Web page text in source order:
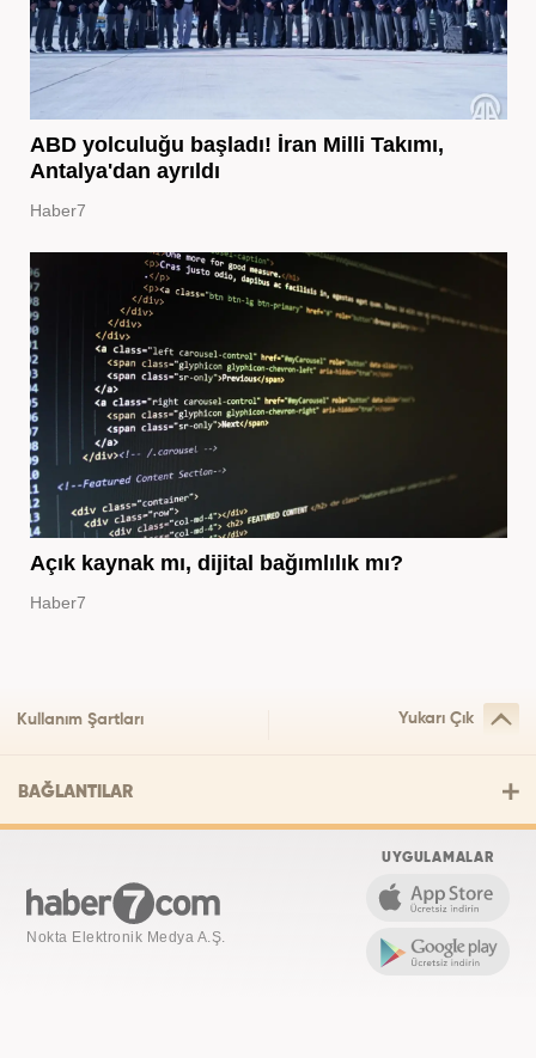
ABD yolculuğu başladı! İran Milli Takımı,
Antalya'dan ayrıldı
Haber7
Açık kaynak mı, dijital bağımlılık mı?
Haber7
Kullanım Şartları Yukarı Çık
BAĞLANTILAR
Nokta Elektronik Medya A.Ş.
UYGULAMALAR